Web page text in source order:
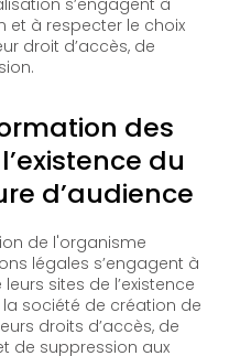
s’engagent à
à respecter le choix
des
du
d’audience
de l'organisme
légales s’engagent à
sites de l’existence
société de création de
de suppression aux